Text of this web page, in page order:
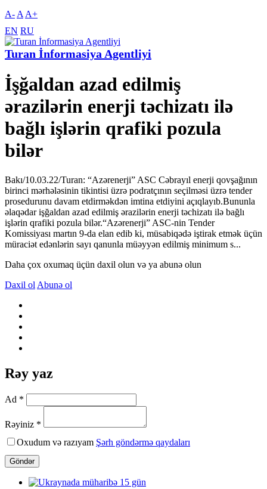
A- A A+
EN RU
Turan İnformasiya Agentliyi
İşğaldan azad edilmiş
ərazilərin enerji təchizatı ilə
bağlı işlərin qrafiki pozula
bilər
Bakı/10.03.22/Turan: “Azərenerji” ASC Cəbrayıl enerji qovşağının
birinci mərhələsinin tikintisi üzrə podratçının seçilməsi üzrə tender
prosedurunu davam etdirməkdən imtina etdiyini açıqlayıb.Bununla
əlaqədar işğaldan azad edilmiş ərazilərin enerji təchizatı ilə bağlı
işlərin qrafiki pozula bilər.“Azərenerji” ASC-nin Tender
Komissiyası martın 9-da elan edib ki, müsabiqədə iştirak etmək üçün
müraciət edənlərin sayı qanunla müəyyən edilmiş minimum s...
Daha çox oxumaq üçün daxil olun və ya abunə olun
Daxil ol Abunə ol
Rəy yaz
Ad *
Rəyiniz *
Oxudum və razıyam Şərh göndərmə qaydaları
Göndər